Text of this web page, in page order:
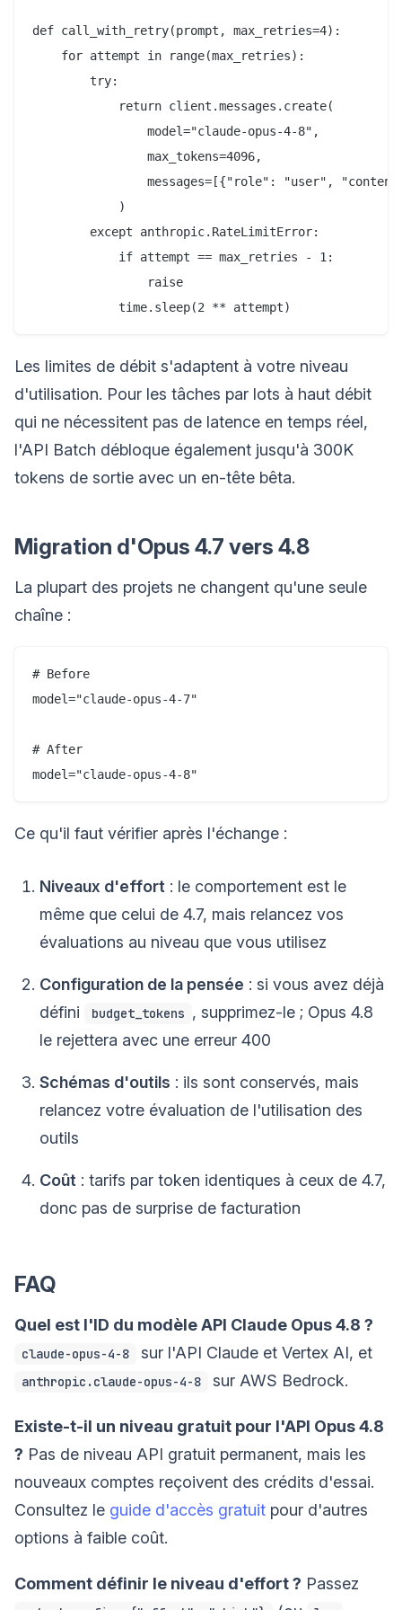
def call_with_retry(prompt, max_retries=4):
    for attempt in range(max_retries):
        try:
            return client.messages.create(
                model="claude-opus-4-8",
                max_tokens=4096,
messages=[{"role": "user",
            )
        except anthropic.RateLimitError:
            if attempt == max_retries - 1:
                raise
Les limites de débit s'adaptent à votre niveau
d'utilisation. Pour les tâches par lots à haut débit
qui ne nécessitent pas de latence en temps réel,
l'API Batch débloque également jusqu'à 300K
tokens de sortie avec un en-tête bêta.
Migration d'Opus 4.7 vers 4.8
La plupart des projets ne changent qu'une seule
chaîne :
# Before
model="claude-opus-4-7"
# After
Ce qu'il faut vérifier après l'échange :
Niveaux d'effort : le comportement est le
même que celui de 4.7, mais relancez vos
évaluations au niveau que vous utilisez
Configuration de la pensée : si vous avez déjà
défini
budget_tokens , supprimez-le ; Opus 4.8
le rejettera avec une erreur 400
Schémas d'outils : ils sont conservés, mais
relancez votre évaluation de l'utilisation des
outils
Coût : tarifs par token identiques à ceux de 4.7,
donc pas de surprise de facturation
FAQ
Quel est l'ID du modèle API Claude Opus 4.8 ?
claude-opus-4-8 sur l'API Claude et Vertex AI, et
anthropic.claude-opus-4-8 sur AWS Bedrock.
Existe-t-il un niveau gratuit pour l'API Opus 4.8
? Pas de niveau API gratuit permanent, mais les
nouveaux comptes reçoivent des crédits d'essai.
Consultez le guide d'accès gratuit pour d'autres
options à faible coût.
Comment définir le niveau d'effort ? Passez